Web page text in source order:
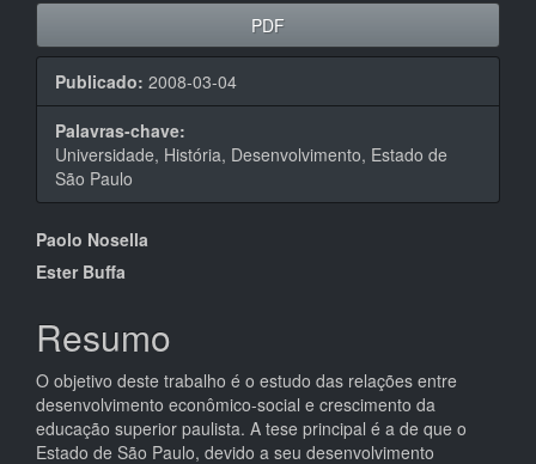
PDF
Publicado: 2008-03-04
Palavras-chave:
Universidade, História, Desenvolvimento, Estado de
São Paulo
Conteúdo
do
artigo
principal
Paolo Nosella
Ester Buffa
Resumo
O objetivo deste trabalho é o estudo das relações entre
desenvolvimento econômico-social e crescimento da
educação superior paulista. A tese principal é a de que o
Estado de São Paulo, devido a seu desenvolvimento